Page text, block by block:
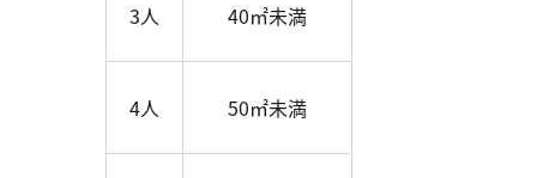
3人 40㎡未満
4人 50㎡未満